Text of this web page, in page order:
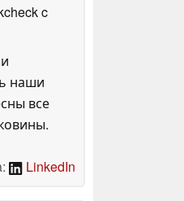
c
наши
все
LinkedIn